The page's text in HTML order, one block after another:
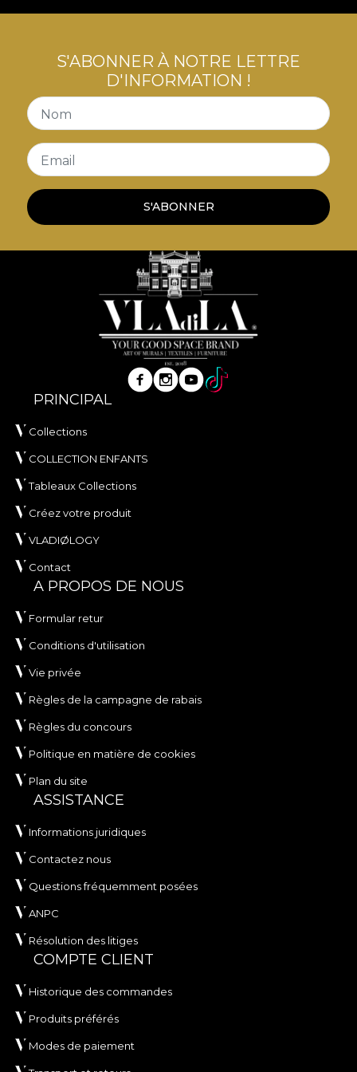
S'ABONNER À NOTRE LETTRE
D'INFORMATION !
Nom
Email
S'ABONNER
PRINCIPAL
Collections
COLLECTION ENFANTS
Tableaux Collections
Créez votre produit
VLADIØLOGY
Contact
A PROPOS DE NOUS
Formular retur
Conditions d'utilisation
Vie privée
Règles de la campagne de rabais
Règles du concours
Politique en matière de cookies
Plan du site
ASSISTANCE
Informations juridiques
Contactez nous
Questions fréquemment posées
ANPC
Résolution des litiges
COMPTE CLIENT
Historique des commandes
Produits préférés
Modes de paiement